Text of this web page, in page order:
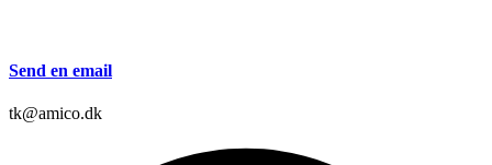
Send en email
tk@amico.dk